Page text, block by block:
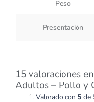
Peso
Presentación
15 valoraciones en
Adultos – Pollo y
Valorado con 5 de